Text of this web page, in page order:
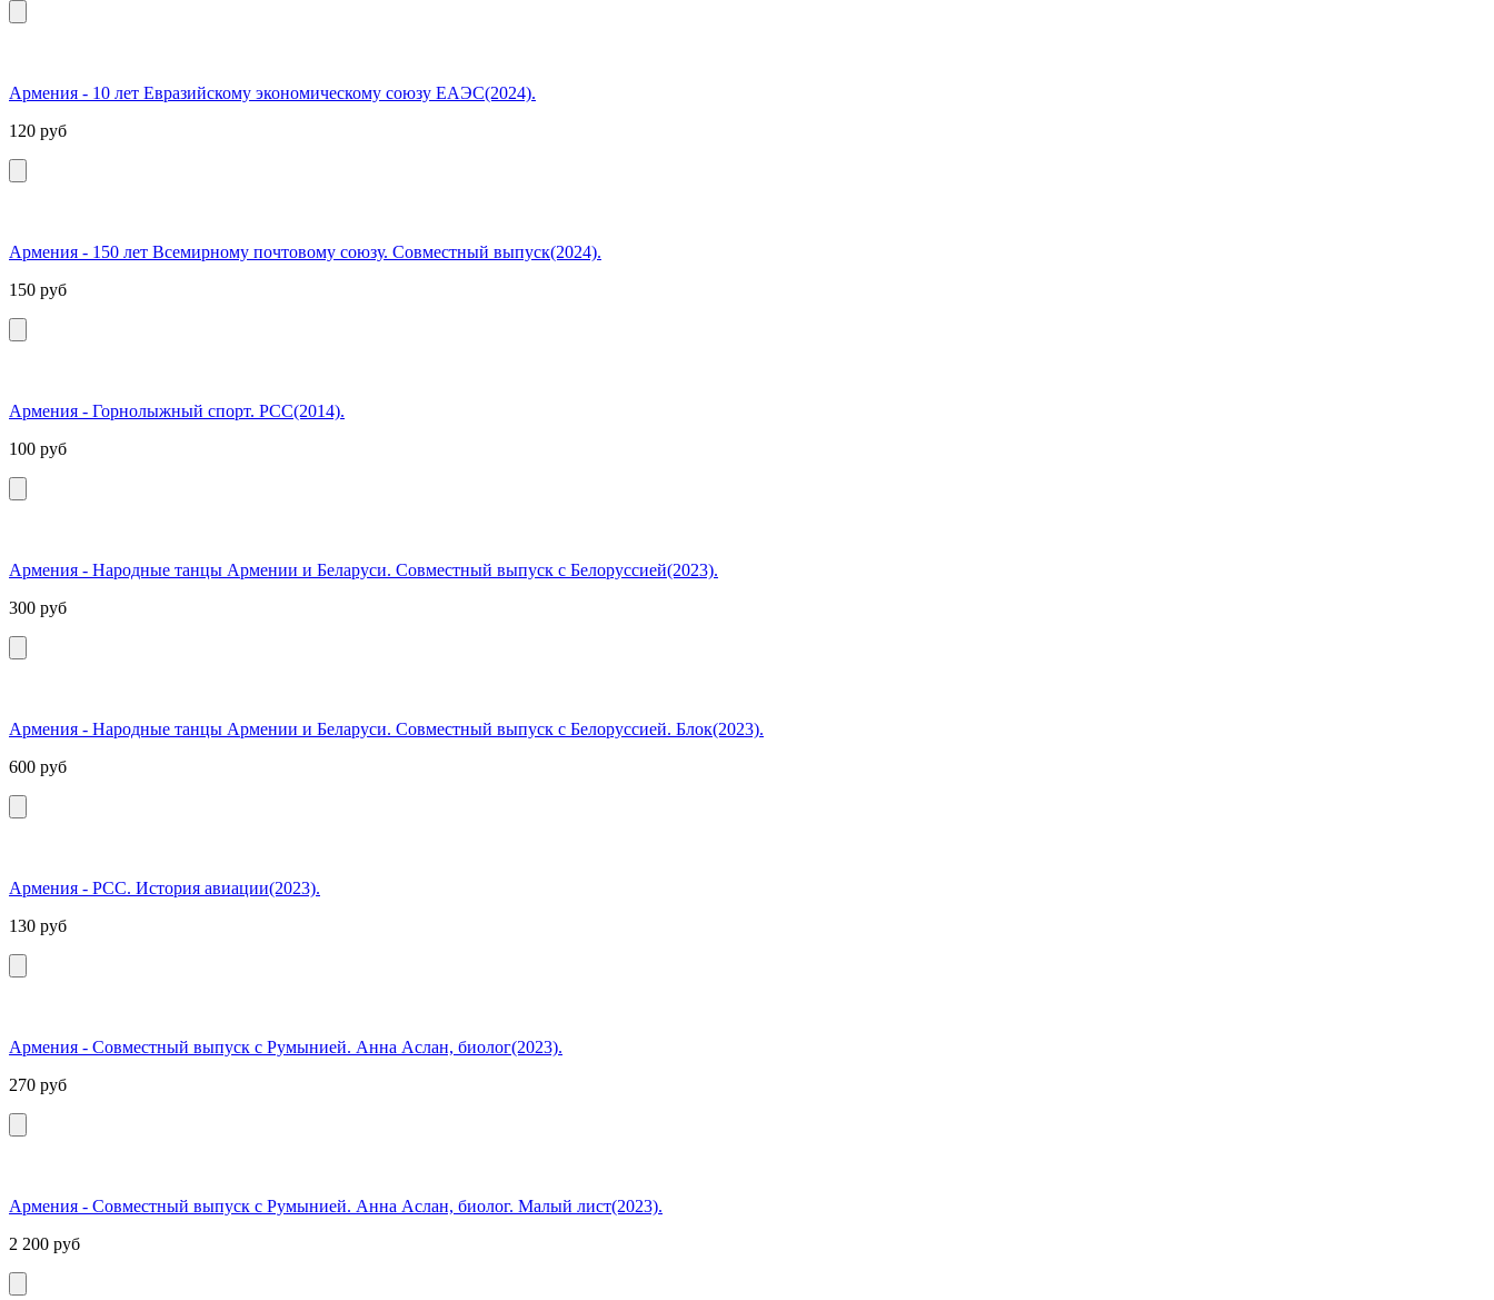
Армения - 10 лет Евразийскому экономическому союзу ЕАЭС(2024).
120 руб
Армения - 150 лет Всемирному почтовому союзу. Совместный выпуск(2024).
150 руб
Армения - Горнолыжный спорт. РСС(2014).
100 руб
Армения - Народные танцы Армении и Беларуси. Совместный выпуск с Белоруссией(2023).
300 руб
Армения - Народные танцы Армении и Беларуси. Совместный выпуск с Белоруссией. Блок(2023).
600 руб
Армения - РСС. История авиации(2023).
130 руб
Армения - Совместный выпуск с Румынией. Анна Аслан, биолог(2023).
270 руб
Армения - Совместный выпуск с Румынией. Анна Аслан, биолог. Малый лист(2023).
2 200 руб